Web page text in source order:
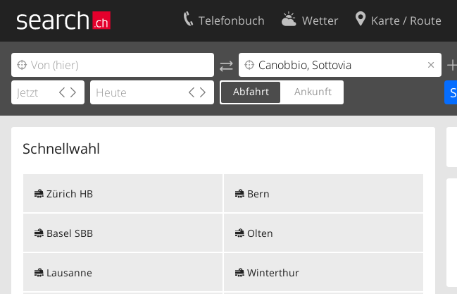
Telefonbuch Wetter Karte / Route
Abfahrt Ankunft
Schnellwahl
Zürich HB
Basel SBB
Lausanne
Bern
Olten
Winterthur
Ihr Eintrag
Kundencenter Geschäftskunden
Kontakt
Nutzungsbedingungen